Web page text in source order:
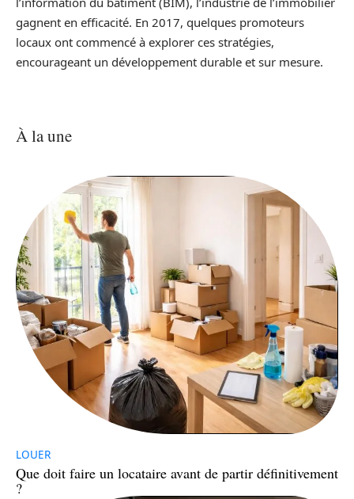
gagnent en efficacité. En 2017, quelques promoteurs
locaux ont commencé à explorer ces stratégies,
encourageant un développement durable et sur mesure.
À la une
LOUER
Que doit faire un locataire avant de partir définitivement
?